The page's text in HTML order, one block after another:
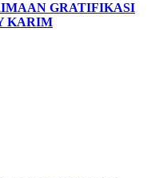
GRATIFIKASI
KARIM